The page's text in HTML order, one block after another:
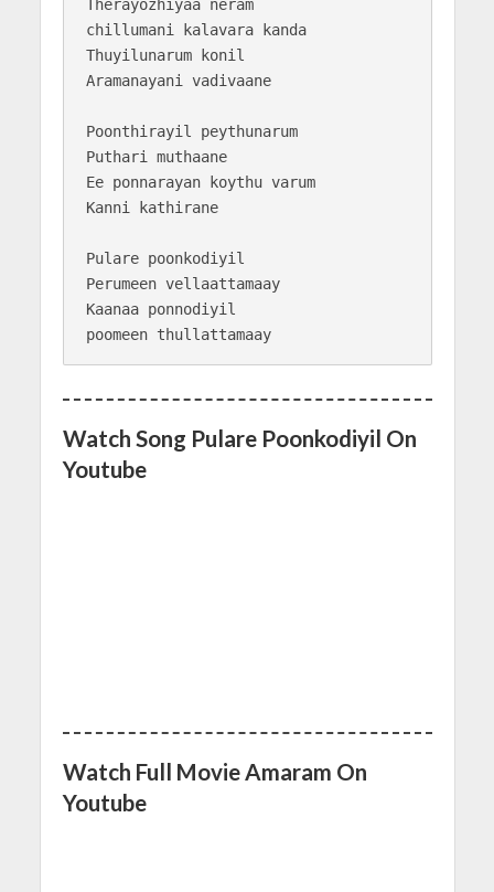
Therayozhiyaa neram
chillumani kalavara kanda
Thuyilunarum konil
Aramanayani vadivaane
Poonthirayil peythunarum
Puthari muthaane
Ee ponnarayan koythu varum
Kanni kathirane
Pulare poonkodiyil
Perumeen vellaattamaay
Kaanaa ponnodiyil
poomeen thullattamaay
Watch Song Pulare Poonkodiyil On
Youtube
Watch Full Movie Amaram On
Youtube